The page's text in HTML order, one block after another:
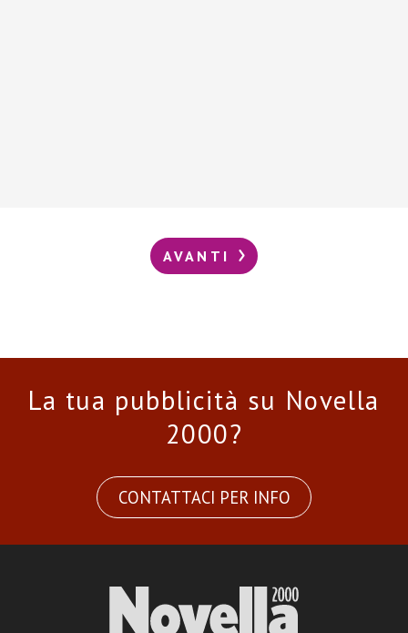
AVANTI
La tua pubblicità su Novella
2000?
CONTATTACI PER INFO